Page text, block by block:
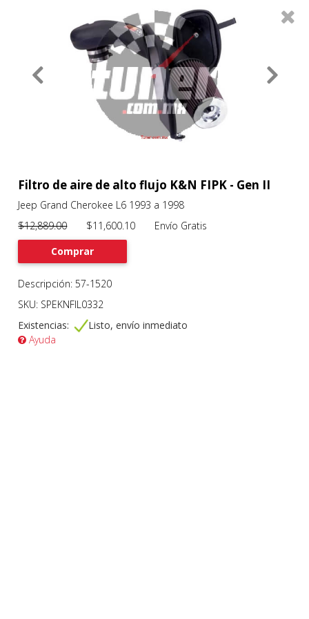
Productos Filtros 0
Previous
Filtro de aire de alto flujo K&N FIPK - Gen II
Jeep Grand Cherokee L6 1993 a 1998
$12,889.00$11,600.10 Envío Gratis
Comprar
Descripción: 57-1520
SKU: SPEKNFIL0332
Existencias:
Listo, envío inmediato
Ayuda